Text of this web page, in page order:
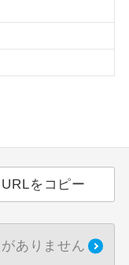
URLをコピー
ありません
に制限があるコース
なので、ご出発の計
指定したコースで
を2席利⽤できま